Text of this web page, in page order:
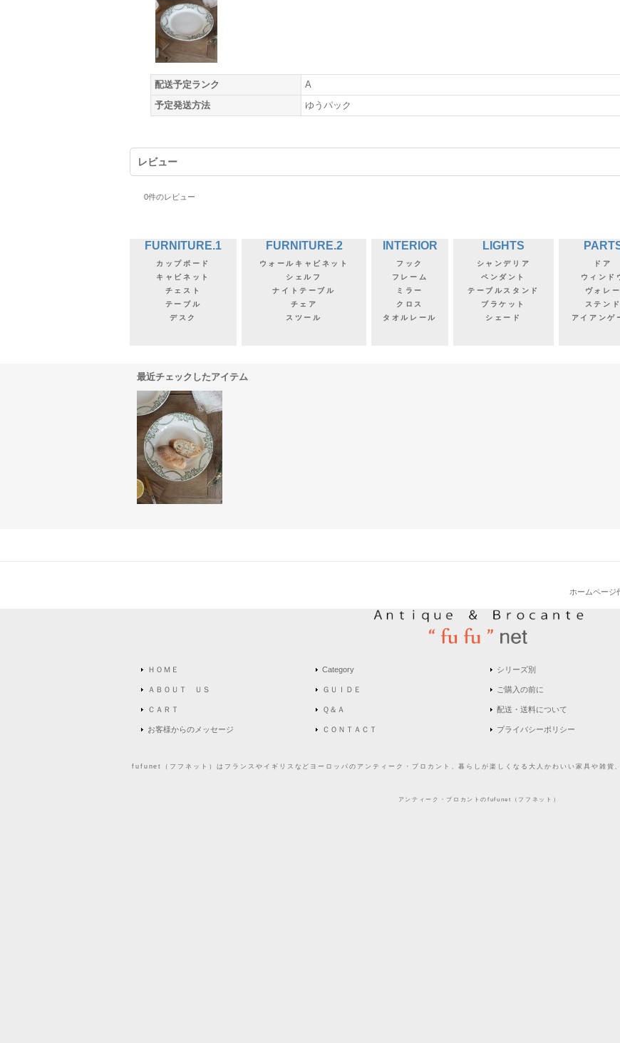
配送予定ランク
A
予定発送方法
ゆうパック
レビュー
0件のレビュー
FURNITURE.1
カップボード
キャビネット
チェスト
テーブル
デスク
FURNITURE.2
ウォールキャビネット
シェルフ
ナイトテーブル
チェア
スツール
INTERIOR
フック
フレーム
ミラー
クロス
タオルレール
LIGHTS
シャンデリア
ペンダント
テーブルスタンド
ブラケット
シェード
ドア
ウィンド
ヴォレー
ステンド
アイアンゲ
最近チェックしたアイテム
ホームページ
ＨＯＭＥ
ＡＢＯＵＴ ＵＳ
ＣＡＲＴ
お客様からのメッセージ
Category
ＧＵＩＤＥ
Ｑ＆Ａ
ＣＯＮＴＡＣＴ
シリーズ別
ご購入の前に
配送・送料について
プライバシーポリシー
fufunet（フフネット）はフランスやイギリスなどヨーロッパのアンティーク・ブロカント、暮らしが楽しくなる大人かわいい家具や雑
アンティーク・ブロカントのfufunet（フフネット）